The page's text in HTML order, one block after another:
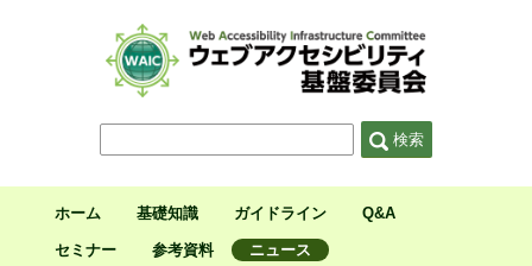
検索
ホーム 基礎知識 ガイドライン Q&A
セミナー 参考資料 ニュース